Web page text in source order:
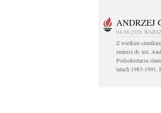
ANDRZEJ
04.08.2026
Z wielkim
śmierci dr. inż.
Podsekretarza
latach 1983-1991,